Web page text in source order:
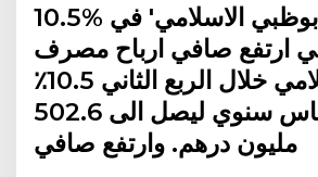
10.5% نمو ارباح 'ابوظبي الاسلامي' في
ارتفع صافي ارباح مصرف
ابوظبي الاسلامي خلال الربع الثاني 10.5٪
على اساس سنوي ليصل الى 502.6
مليون درهم. وارتفع صافي